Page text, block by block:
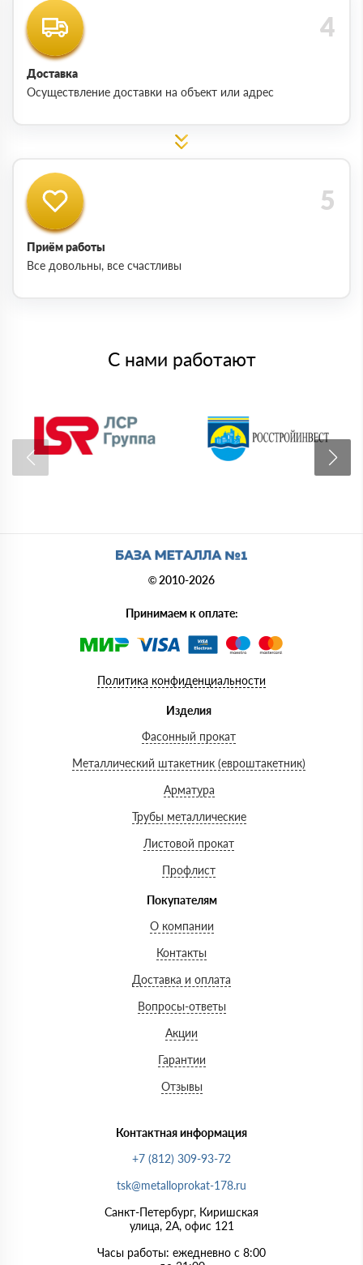
Доставка
Осуществление доставки на объект или адрес
Приём работы
Все довольны, все счастливы
С нами работают
© 2010-2026
Принимаем к оплате:
Политика конфиденциальности
Изделия
Фасонный прокат
Металлический штакетник (евроштакетник)
Арматура
Трубы металлические
Листовой прокат
Профлист
Покупателям
О компании
Контакты
Доставка и оплата
Вопросы-ответы
Акции
Гарантии
Отзывы
Контактная информация
+7 (812) 309-93-72
tsk@metalloprokat-178.ru
Санкт-Петербург, Киришская
улица, 2А, офис 121
Часы работы: ежедневно с 8:00